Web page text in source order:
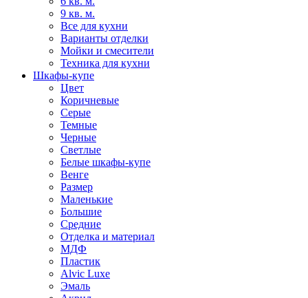
9 кв. м.
Все для кухни
Варианты отделки
Мойки и смесители
Техника для кухни
Шкафы-купе
Цвет
Коричневые
Серые
Темные
Черные
Светлые
Белые шкафы-купе
Венге
Размер
Маленькие
Большие
Средние
Отделка и материал
МДФ
Пластик
Alvic Luxe
Эмаль